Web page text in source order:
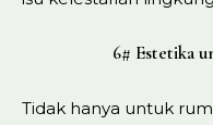
6# Estetika
Tidak hanya untuk